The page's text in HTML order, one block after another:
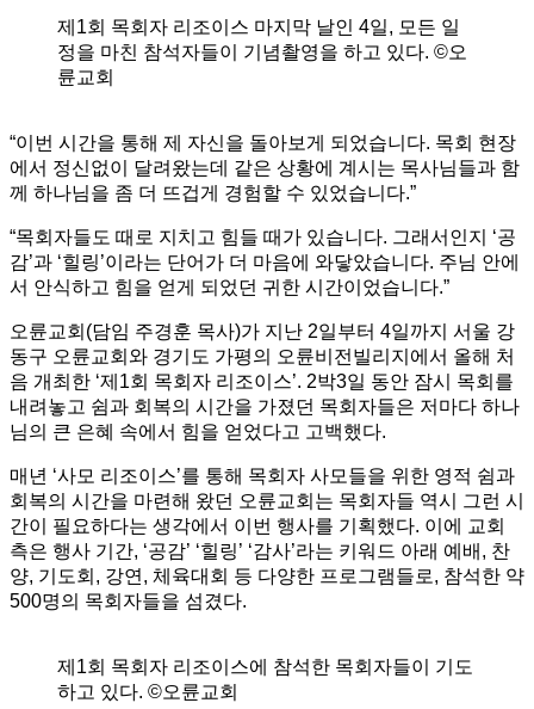
제1회 목회자 리조이스 마지막 날인 4일, 모든 일
정을 마친 참석자들이 기념촬영을 하고 있다. ©오
륜교회
“이번 시간을 통해 제 자신을 돌아보게 되었습니다. 목회 현장
에서 정신없이 달려왔는데 같은 상황에 계시는 목사님들과 함
께 하나님을 좀 더 뜨겁게 경험할 수 있었습니다.”
“목회자들도 때로 지치고 힘들 때가 있습니다. 그래서인지 ‘공
감’과 ‘힐링’이라는 단어가 더 마음에 와닿았습니다. 주님 안에
서 안식하고 힘을 얻게 되었던 귀한 시간이었습니다.”
오륜교회(담임 주경훈 목사)가 지난 2일부터 4일까지 서울 강
동구 오륜교회와 경기도 가평의 오륜비전빌리지에서 올해 처
음 개최한 ‘제1회 목회자 리조이스’. 2박3일 동안 잠시 목회를
내려놓고 쉼과 회복의 시간을 가졌던 목회자들은 저마다 하나
님의 큰 은혜 속에서 힘을 얻었다고 고백했다.
매년 ‘사모 리조이스’를 통해 목회자 사모들을 위한 영적 쉼과
회복의 시간을 마련해 왔던 오륜교회는 목회자들 역시 그런 시
간이 필요하다는 생각에서 이번 행사를 기획했다. 이에 교회
측은 행사 기간, ‘공감’ ‘힐링’ ‘감사’라는 키워드 아래 예배, 찬
양, 기도회, 강연, 체육대회 등 다양한 프로그램들로, 참석한 약
500명의 목회자들을 섬겼다.
제1회 목회자 리조이스에 참석한 목회자들이 기도
하고 있다. ©오륜교회